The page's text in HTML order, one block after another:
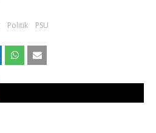
Politik PSU